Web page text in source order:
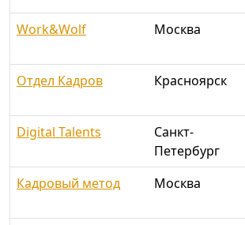
Work&Wolf Москва
Отдел Кадров Красноярск
Digital Talents
Санкт-
Петербург
Кадровый метод Москва